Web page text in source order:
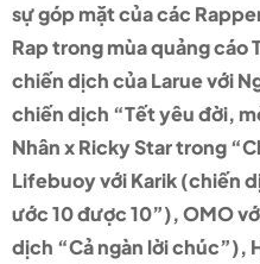
sự góp mặt của các
Rap trong mùa quảng cáo
chiến dịch của Larue với
chiến dịch “Tết yêu đời,
Nhân x Ricky Star trong
Lifebuoy với Karik (chiến
ước 10 được 10”), OMO
dịch “Cả ngàn lời chúc”),